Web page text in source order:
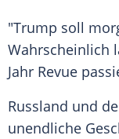
"Trump soll
Wahrscheinlich
Jahr Revue
Russland und
unendliche